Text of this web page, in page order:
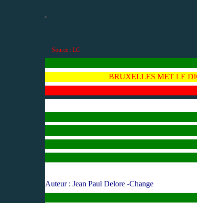
Source : LC
BRUXELLES MET LE
Auteur : Jean Paul Delore -Change